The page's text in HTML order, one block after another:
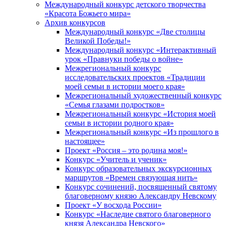
Международный конкурс детского творчества
«Красота Божьего мира»
Архив конкурсов
Международный конкурс «Две столицы
Великой Победы!»
Международный конкурс «Интерактивный
урок «Правнуки победы о войне»
Межрегиональный конкурс
исследовательских проектов «Традиции
моей семьи в истории моего края»
Межрегиональный художественный конкурс
«Семья глазами подростков»
Межрегиональный конкурс «История моей
семьи в истории родного края»
Межрегиональный конкурс «Из прошлого в
настоящее»
Проект «Россия – это родина моя!»
Конкурс «Учитель и ученик»
Конкурс образовательных экскурсионных
маршрутов «Времен связующая нить»
Конкурс сочинений, посвященный святому
благоверному князю Александру Невскому
Проект «У восхода России»
Конкурс «Наследие святого благоверного
князя Александра Невского»